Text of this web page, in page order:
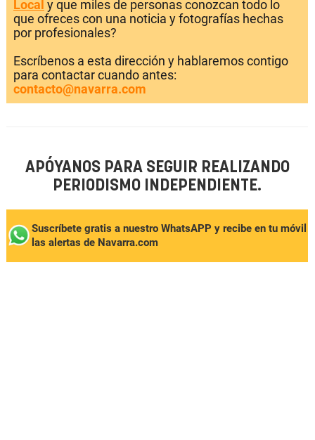
Local y que miles de personas conozcan todo lo
que ofreces con una noticia y fotografías hechas
por profesionales?
Escríbenos a esta dirección y hablaremos contigo
para contactar cuando antes:
contacto@navarra.com
APÓYANOS PARA SEGUIR REALIZANDO
PERIODISMO INDEPENDIENTE.
Suscríbete gratis a nuestro WhatsAPP y recibe en tu móvil
las alertas de Navarra.com